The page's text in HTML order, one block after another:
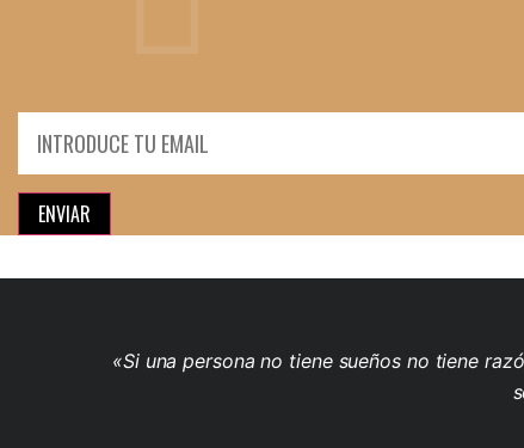
ENVIAR
«Si una persona no tiene sueños no tiene